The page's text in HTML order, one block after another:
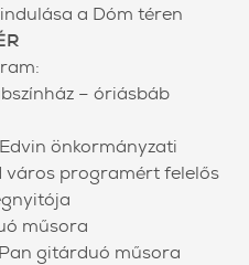
a Dóm téren
– óriásbáb
önkormányzati
város programért felelős
műsora
gitárduó műsora